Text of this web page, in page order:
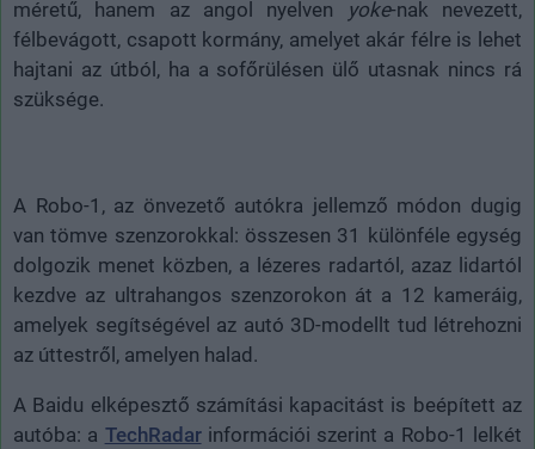
méretű, hanem az angol nyelven
yoke-nak nevezett,
félbevágott, csapott kormány, amelyet akár félre is lehet
hajtani az útból, ha a sofőrülésen ülő utasnak nincs rá
szüksége.
A Robo-1, az önvezető autókra jellemző módon dugig
van tömve szenzorokkal: összesen 31 különféle egység
dolgozik menet közben, a lézeres radartól, azaz lidartól
kezdve az ultrahangos szenzorokon át a 12 kameráig,
amelyek segítségével az autó 3D-modellt tud létrehozni
az úttestről, amelyen halad.
A Baidu elképesztő számítási kapacitást is beépített az
autóba: a TechRadarinformációi szerint a Robo-1 lelkét